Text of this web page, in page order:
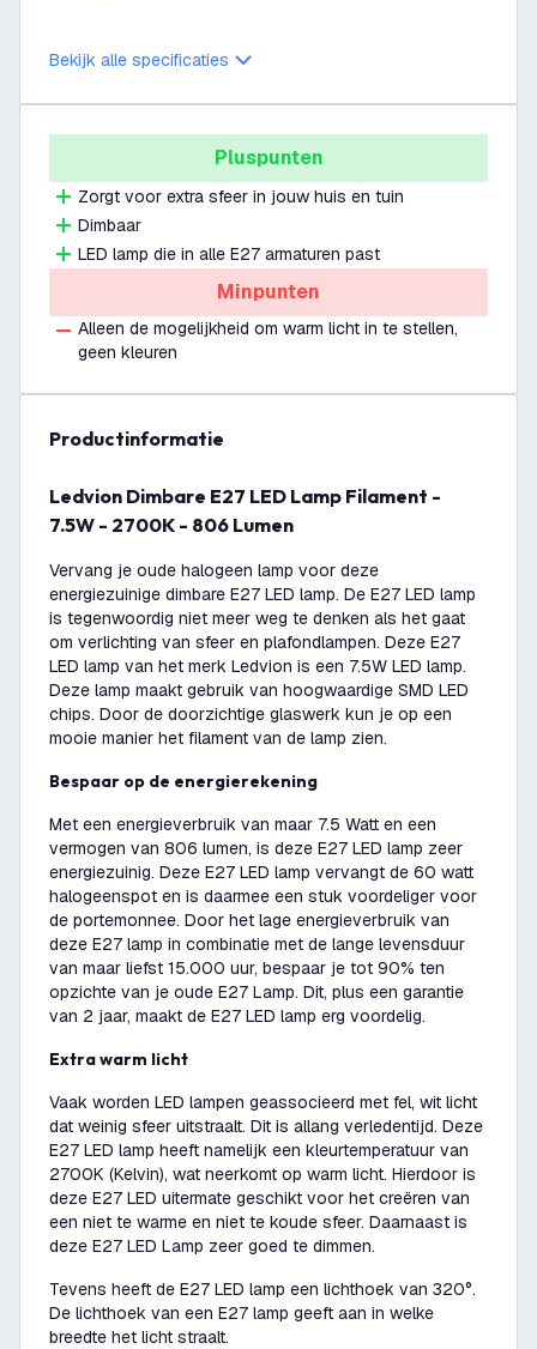
Bekijk alle specificaties
Pluspunten
Zorgt voor extra sfeer in jouw huis en tuin
Dimbaar
LED lamp die in alle E27 armaturen past
Minpunten
Alleen de mogelijkheid om warm licht in te stellen,
geen kleuren
productinformatie
Ledvion Dimbare E27 LED Lamp Filament -
7.5W - 2700K - 806 Lumen
Vervang je oude halogeen lamp voor deze
energiezuinige dimbare E27 LED lamp. De E27 LED lamp
is tegenwoordig niet meer weg te denken als het gaat
om verlichting van sfeer en plafondlampen. Deze E27
LED lamp van het merk Ledvion is een 7.5W LED lamp.
Deze lamp maakt gebruik van hoogwaardige SMD LED
chips. Door de doorzichtige glaswerk kun je op een
mooie manier het filament van de lamp zien.
Bespaar op de energierekening
Met een energieverbruik van maar 7.5 Watt en een
vermogen van 806 lumen, is deze E27 LED lamp zeer
energiezuinig. Deze E27 LED lamp vervangt de 60 watt
halogeenspot en is daarmee een stuk voordeliger voor
de portemonnee. Door het lage energieverbruik van
deze E27 lamp in combinatie met de lange levensduur
van maar liefst 15.000 uur, bespaar je tot 90% ten
opzichte van je oude E27 Lamp. Dit, plus een garantie
van 2 jaar, maakt de E27 LED lamp erg voordelig.
Extra warm licht
Vaak worden LED lampen geassocieerd met fel, wit licht
dat weinig sfeer uitstraalt. Dit is allang verledentijd. Deze
E27 LED lamp heeft namelijk een kleurtemperatuur van
2700K (Kelvin), wat neerkomt op warm licht. Hierdoor is
deze E27 LED uitermate geschikt voor het creëren van
een niet te warme en niet te koude sfeer. Daarnaast is
deze E27 LED Lamp zeer goed te dimmen.
Tevens heeft de E27 LED lamp een lichthoek van 320°.
De lichthoek van een E27 lamp geeft aan in welke
breedte het licht straalt.